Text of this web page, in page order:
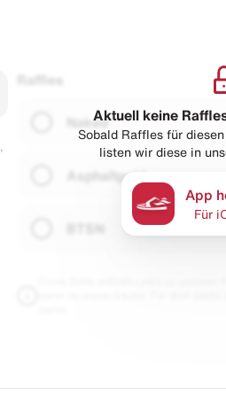
Raffles
Naked
Asphaltgold
Aktuell keine
Sobald Raffles für
listen wir diese in
App
Für